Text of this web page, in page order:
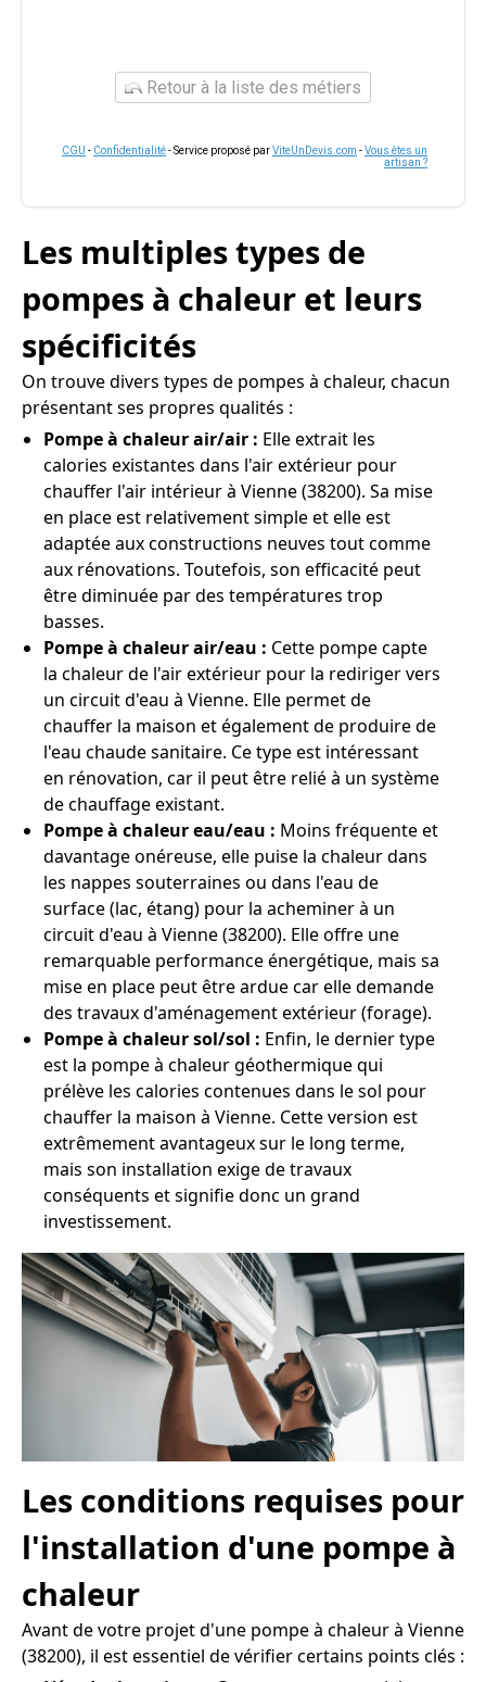
Retour à la liste des métiers
CGU - Confidentialité- Service proposé parViteUnDevis.com -Vous êtes un
artisan ?
Les multiples types de
pompes à chaleur et leurs
spécificités
On trouve divers types de pompes à chaleur, chacun
présentant ses propres qualités :
Pompe à chaleur air/air : Elle extrait les
calories existantes dans l'air extérieur pour
chauffer l'air intérieur à Vienne (38200). Sa mise
en place est relativement simple et elle est
adaptée aux constructions neuves tout comme
aux rénovations. Toutefois, son efficacité peut
être diminuée par des températures trop
basses.
Pompe à chaleur air/eau : Cette pompe capte
la chaleur de l'air extérieur pour la rediriger vers
un circuit d'eau à Vienne. Elle permet de
chauffer la maison et également de produire de
l'eau chaude sanitaire. Ce type est intéressant
en rénovation, car il peut être relié à un système
de chauffage existant.
Pompe à chaleur eau/eau : Moins fréquente et
davantage onéreuse, elle puise la chaleur dans
les nappes souterraines ou dans l'eau de
surface (lac, étang) pour la acheminer à un
circuit d'eau à Vienne (38200). Elle offre une
remarquable performance énergétique, mais sa
mise en place peut être ardue car elle demande
des travaux d'aménagement extérieur (forage).
Pompe à chaleur sol/sol : Enfin, le dernier type
est la pompe à chaleur géothermique qui
prélève les calories contenues dans le sol pour
chauffer la maison à Vienne. Cette version est
extrêmement avantageux sur le long terme,
mais son installation exige de travaux
conséquents et signifie donc un grand
investissement.
Les conditions requises pour
l'installation d'une pompe à
chaleur
Avant de votre projet d'une pompe à chaleur à Vienne
(38200), il est essentiel de vérifier certains points clés :